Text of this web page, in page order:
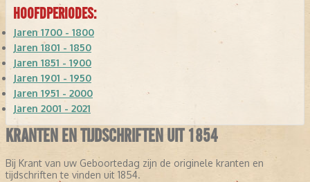
HOOFDPERIODES:
Jaren 1700 - 1800
Jaren 1801 - 1850
Jaren 1851 - 1900
Jaren 1901 - 1950
Jaren 1951 - 2000
Jaren 2001 - 2021
KRANTEN EN TIJDSCHRIFTEN UIT 1854
Bij Krant van uw Geboortedag zijn de originele kranten en
tijdschriften te vinden uit 1854.